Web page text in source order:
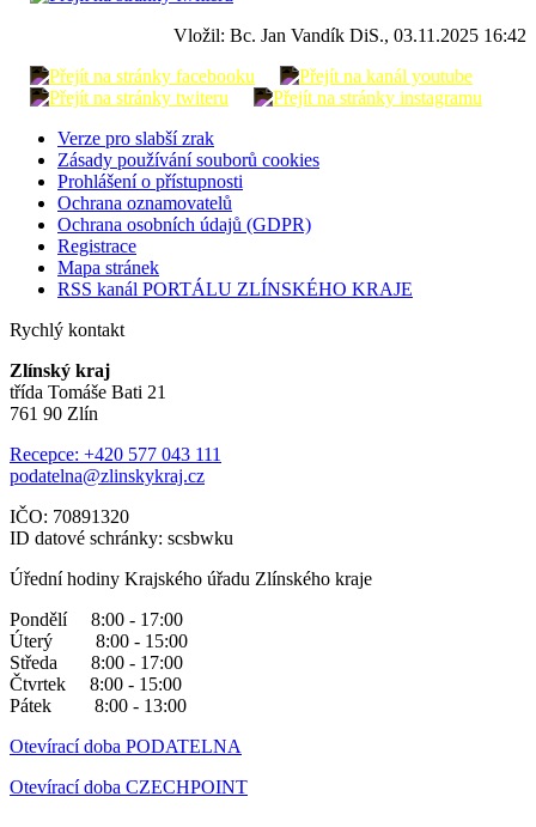
Vložil: Bc. Jan Vandík DiS., 03.11.2025 16:42
Verze pro slabší zrak
Zásady používání souborů cookies
Prohlášení o přístupnosti
Ochrana oznamovatelů
Ochrana osobních údajů (GDPR)
Registrace
Mapa stránek
RSS kanál PORTÁLU ZLÍNSKÉHO KRAJE
Rychlý kontakt
Zlínský kraj
třída Tomáše Bati 21
761 90 Zlín
Recepce: +420 577 043 111
podatelna@zlinskykraj.cz
IČO: 70891320
ID datové schránky: scsbwku
Úřední hodiny Krajského úřadu Zlínského kraje
Pondělí 8:00 - 17:00
Úterý 8:00 - 15:00
Středa 8:00 - 17:00
Čtvrtek 8:00 - 15:00
Pátek 8:00 - 13:00
Otevírací doba PODATELNA
Otevírací doba CZECHPOINT